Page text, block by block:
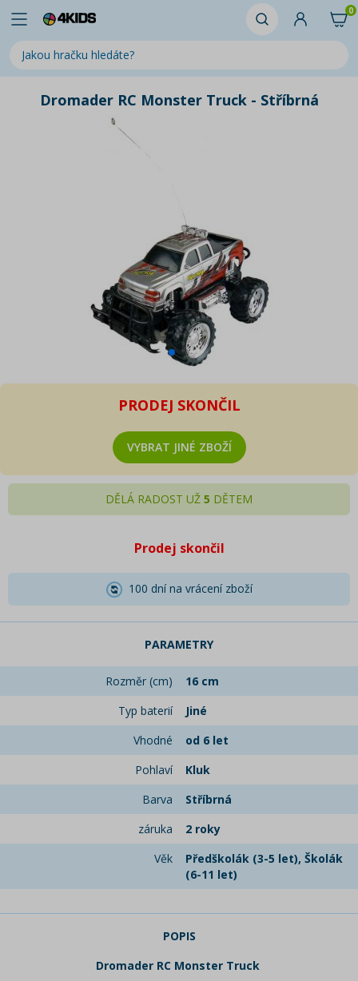
0
Dromader RC Monster Truck - Stříbrná
PRODEJ SKONČIL
VYBRAT JINÉ ZBOŽÍ
DĚLÁ RADOST UŽ 5 DĚTEM
Prodej skončil
100 dní na vrácení zboží
PARAMETRY
Rozměr (cm)
16 cm
Typ baterií
Jiné
Vhodné
od 6 let
Pohlaví
Kluk
Barva
Stříbrná
záruka
2 roky
Věk
Předškolák (3-5 let), Školák
(6-11 let)
POPIS
Dromader RC Monster Truck